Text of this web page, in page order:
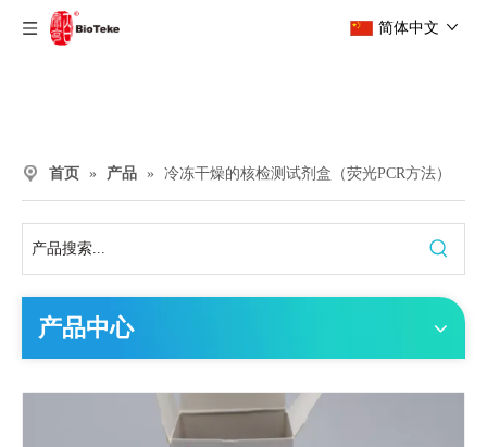
简体中文
首页 » 产品 » 冷冻干燥的核检测试剂盒（荧光PCR方法）
产品中心